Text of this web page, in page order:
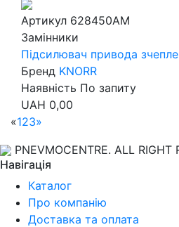
Артикул 628450AM
Замінники
Підсилювач привода
Бренд KNORR
Наявність По запиту
UAH 0,00
«123»
PNEVMOCENTRE. ALL RIGHT
Навігація
Каталог
Про компанію
Доставка та оплата